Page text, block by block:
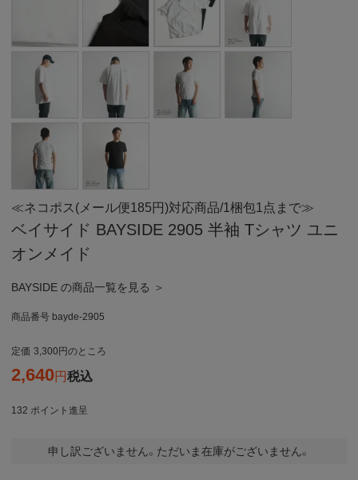
≪ネコポス(メール便185円)対応商品/1梱包1点まで≫
ベイサイド BAYSIDE 2905 半袖 Tシャツ ユニ
オンメイド
BAYSIDE の商品一覧を見る ＞
商品番号 bayde-2905
定価 3,300 のところ
2,640 税込
132 ポイント進呈
申し訳ございません。ただいま在庫がございません。